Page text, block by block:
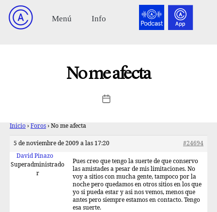
No me afecta
Inicio › Foros › No me afecta
5 de noviembre de 2009 a las 17:20
#24694
David Pinazo
Superadministrado
r
Pues creo que tengo la suerte de que conservo
las amistades a pesar de mis limitaciones. No
voy a sitios con mucha gente, tampoco por la
noche pero quedamos en otros sitios en los que
yo si pueda estar y asi nos vemos, menos que
antes pero siempre estamos en contacto. Tengo
esa suerte.